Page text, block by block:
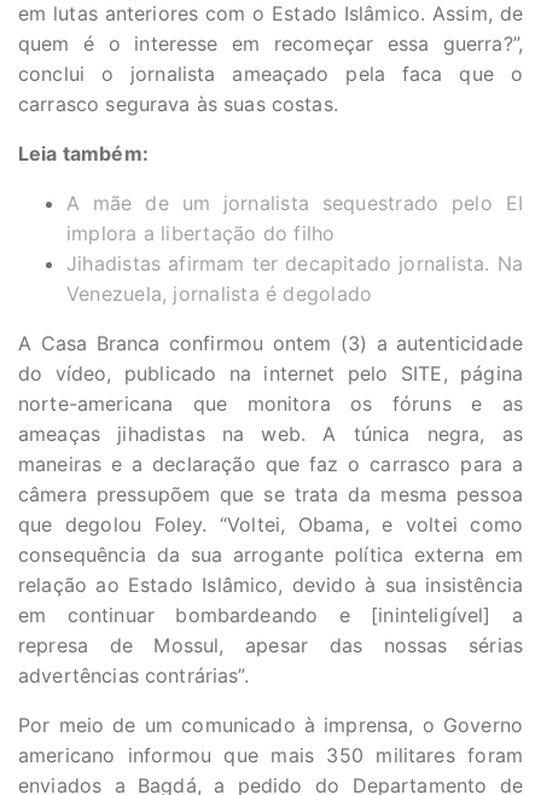
em lutas anteriores com o Estado Islâmico. Assim, de
quem é o interesse em recomeçar essa guerra?”,
conclui o jornalista ameaçado pela faca que o
carrasco segurava às suas costas.
Leia também:
A mãe de um jornalista sequestrado pelo EI
implora a libertação do filho
Jihadistas afirmam ter decapitado jornalista. Na
Venezuela, jornalista é degolado
A Casa Branca confirmou ontem (3) a autenticidade
do vídeo, publicado na internet pelo SITE, página
norte-americana que monitora os fóruns e as
ameaças jihadistas na web. A túnica negra, as
maneiras e a declaração que faz o carrasco para a
câmera pressupõem que se trata da mesma pessoa
que degolou Foley. “Voltei, Obama, e voltei como
consequência da sua arrogante política externa em
relação ao Estado Islâmico, devido à sua insistência
em continuar bombardeando e [ininteligível] a
represa de Mossul, apesar das nossas sérias
advertências contrárias”.
Por meio de um comunicado à imprensa, o Governo
americano informou que mais 350 militares foram
enviados a Bagdá, a pedido do Departamento de